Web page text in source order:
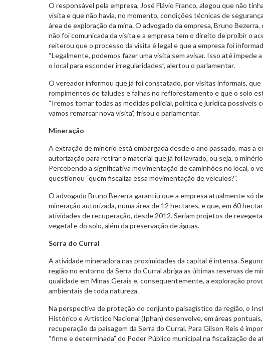
O responsável pela empresa, José Flávio Franco, alegou que não
visita e que não havia, no momento, condições técnicas de
área de exploração da mina. O advogado da empresa, Bruno Bezerra,
não foi comunicada da visita e a empresa tem o direito de proibir o
reiterou que o processo da visita é legal e que a empresa foi
“Legalmente, podemos fazer uma visita sem avisar. Isso até impede a
o local para esconder irregularidades”, alertou o parlamentar.
O vereador informou que já foi constatado, por visitas informais,
rompimentos de taludes e falhas no reflorestamento e que o solo
“Iremos tomar todas as medidas policial, política e jurídica possíveis
vamos remarcar nova visita”, frisou o parlamentar.
Mineração
A extração de minério está embargada desde o ano passado, mas a
autorização para retirar o material que já foi lavrado, ou seja, o
Percebendo a significativa movimentação de caminhões no local, o
questionou “quem fiscaliza essa movimentação de veículos?”.
O advogado Bruno Bezerra garantiu que a empresa atualmente só
mineração autorizada, numa área de 12 hectares, e que, em 60
atividades de recuperação, desde 2012. Seriam projetos de
vegetal e do solo, além da preservação de águas.
Serra do Curral
A atividade mineradora nas proximidades da capital é intensa.
região no entorno da Serra do Curral abriga as últimas reservas de
qualidade em Minas Gerais e, consequentemente, a exploração
ambientais de toda natureza.
Na perspectiva de proteção do conjunto paisagístico da região, o
Histórico e Artístico Nacional (Iphan) desenvolve, em áreas
recuperação da paisagem da Serra do Curral. Para Gilson Reis é
“firme e determinada” do Poder Público municipal na fiscalização de